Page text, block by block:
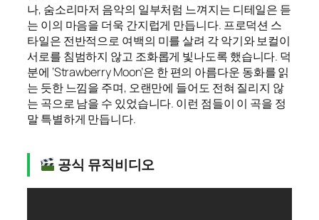
나, 숨소리마저 음악의 일부처럼 느껴지는 디테일은 듣
는 이의 마음을 더욱 간지럽게 만듭니다. 프로덕션 스
타일은 전반적으로 여백의 미를 살려 각 악기와 보컬이
서로를 침범하지 않고 조화롭게 빛나도록 했습니다. 덕
분에 ‘Strawberry Moon’은 한 편의 아름다운 동화를 읽
는 듯한 느낌을 주며, 오랜만에 들어도 전혀 질리지 않
는 곡으로 남을 수 있었습니다. 이런 점들이 이 곡을 정
말 특별하게 만듭니다.
공식 뮤직비디오